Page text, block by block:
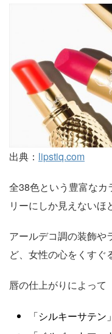
出典： lipstiq.com
全38色という豊富な
リーにしか見えないほ
アールデコ調の装飾や
ど、女性の心をくすぐ
唇の仕上がりによって
「シルキーサテン」